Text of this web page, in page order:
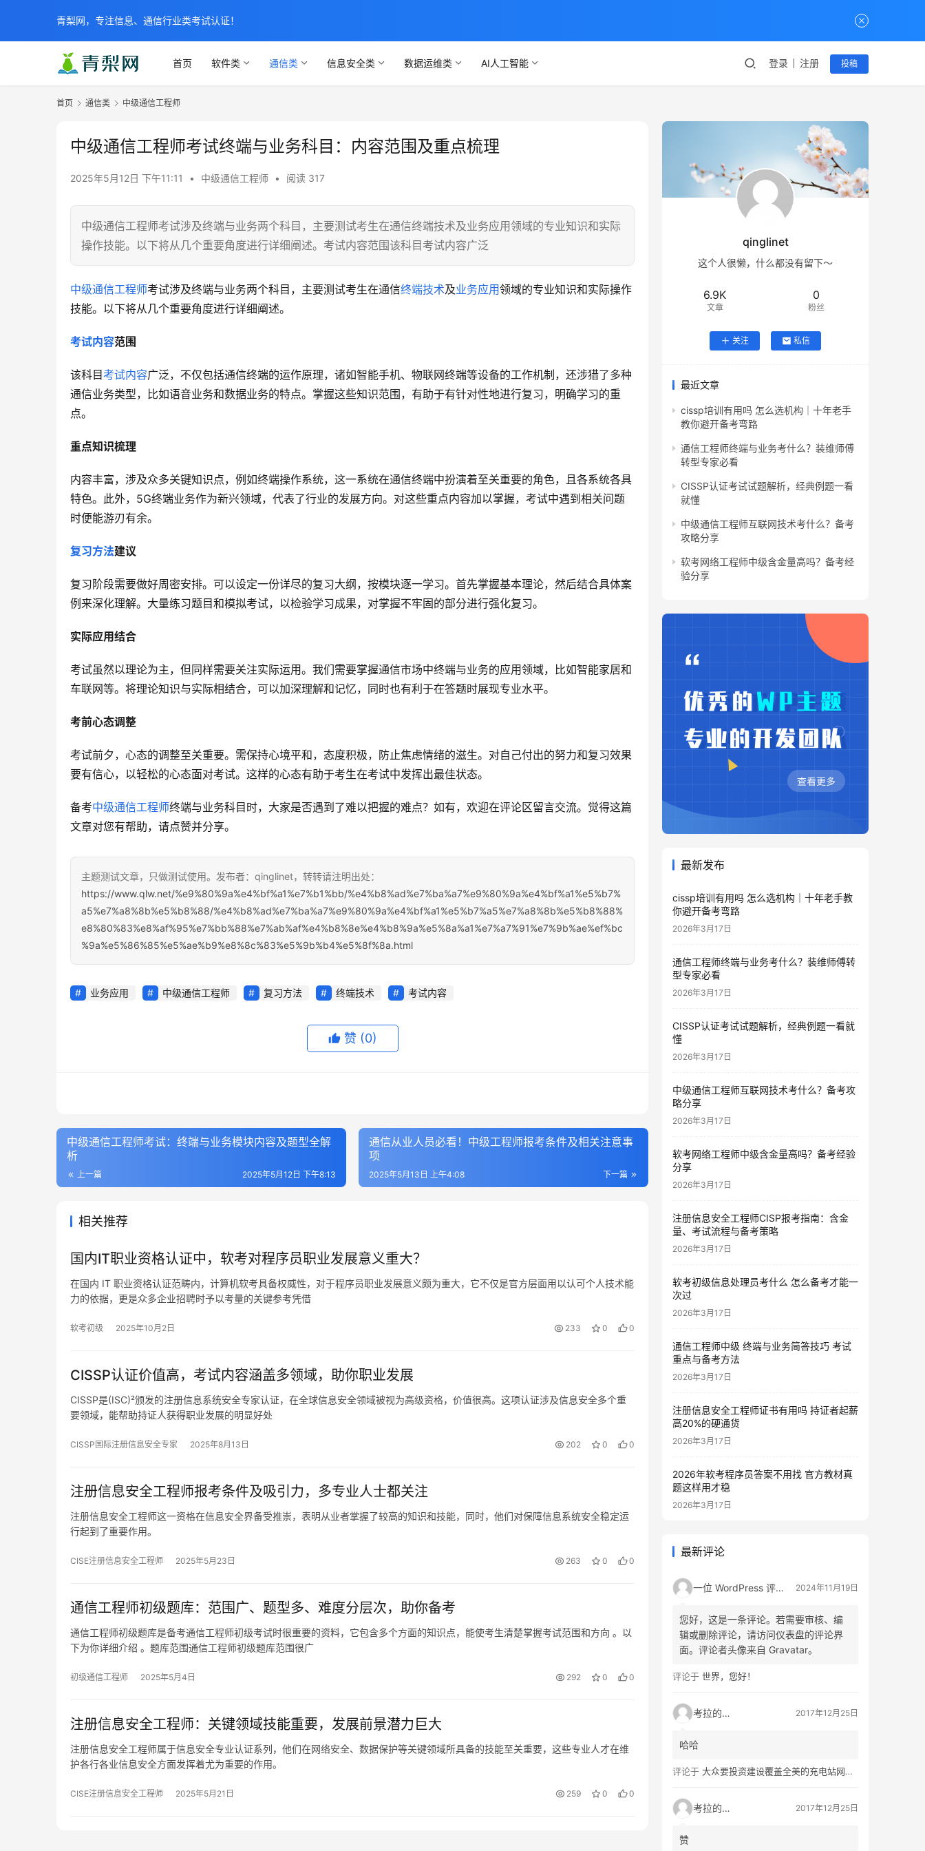
首页 软件类 通信类 信息安全类 数据运维类 AI人工智能 登录 注册 投稿
首页 通信类 中级通信工程师
中级通信工程师考试终端与业务科目：内容范围及重点梳理
2025年5月12日 下午11:11 • 中级通信工程师 • 阅读 317
中级通信工程师考试涉及终端与业务两个科目，主要测试考生在通信终端技术及业务应用领域的专业知识和实际
操作技能。以下将从几个重要角度进行详细阐述。考试内容范围该科目考试内容广泛
中级通信工程师考试涉及终端与业务两个科目，主要测试考生在通信终端技术及业务应用领域的专业知识和实际操作
技能。以下将从几个重要角度进行详细阐述。
考试内容范围
该科目考试内容广泛，不仅包括通信终端的运作原理，诸如智能手机、物联网终端等设备的工作机制，还涉猎了多种
通信业务类型，比如语音业务和数据业务的特点。掌握这些知识范围，有助于有针对性地进行复习，明确学习的重
点。
重点知识梳理
内容丰富，涉及众多关键知识点，例如终端操作系统，这一系统在通信终端中扮演着至关重要的角色，且各系统各具
特色。此外，5G终端业务作为新兴领域，代表了行业的发展方向。对这些重点内容加以掌握，考试中遇到相关问题
时便能游刃有余。
复习方法建议
复习阶段需要做好周密安排。可以设定一份详尽的复习大纲，按模块逐一学习。首先掌握基本理论，然后结合具体案
例来深化理解。大量练习题目和模拟考试，以检验学习成果，对掌握不牢固的部分进行强化复习。
实际应用结合
考试虽然以理论为主，但同样需要关注实际运用。我们需要掌握通信市场中终端与业务的应用领域，比如智能家居和
车联网等。将理论知识与实际相结合，可以加深理解和记忆，同时也有利于在答题时展现专业水平。
考前心态调整
考试前夕，心态的调整至关重要。需保持心境平和，态度积极，防止焦虑情绪的滋生。对自己付出的努力和复习效果
要有信心，以轻松的心态面对考试。这样的心态有助于考生在考试中发挥出最佳状态。
备考中级通信工程师终端与业务科目时，大家是否遇到了难以把握的难点？如有，欢迎在评论区留言交流。觉得这篇
文章对您有帮助，请点赞并分享。
主题测试文章，只做测试使用。发布者：qinglinet，转转请注明出处：
https://www.qlw.net/%e9%80%9a%e4%bf%a1%e7%b1%bb/%e4%b8%ad%e7%ba%a7%e9%80%9a%e4%bf%a1%e5%b7%
a5%e7%a8%8b%e5%b8%88/%e4%b8%ad%e7%ba%a7%e9%80%9a%e4%bf%a1%e5%b7%a5%e7%a8%8b%e5%b8%88%
e8%80%83%e8%af%95%e7%bb%88%e7%ab%af%e4%b8%8e%e4%b8%9a%e5%8a%a1%e7%a7%91%e7%9b%ae%ef%bc
%9a%e5%86%85%e5%ae%b9%e8%8c%83%e5%9b%b4%e5%8f%8a.html
业务应用 中级通信工程师 复习方法 终端技术 考试内容
赞 (0)
中级通信工程师考试：终端与业务模块内容及题型全解
析
上一篇 2025年5月12日 下午8:13
通信从业人员必看！中级工程师报考条件及相关注意事
项
下一篇
2025年5月13日 上午4:08
相关推荐
国内IT职业资格认证中，软考对程序员职业发展意义重大？
在国内 IT 职业资格认证范畴内，计算机软考具备权威性，对于程序员职业发展意义颇为重大，它不仅是官方层面用以认可个人技术能
力的依据，更是众多企业招聘时予以考量的关键参考凭借
软考初级 2025年10月2日 233 0 0
CISSP认证价值高，考试内容涵盖多领域，助你职业发展
CISSP是(ISC)²颁发的注册信息系统安全专家认证，在全球信息安全领域被视为高级资格，价值很高。这项认证涉及信息安全多个重
要领域，能帮助持证人获得职业发展的明显好处
CISSP国际注册信息安全专家 2025年8月13日 202 0 0
注册信息安全工程师报考条件及吸引力，多专业人士都关注
注册信息安全工程师这一资格在信息安全界备受推崇，表明从业者掌握了较高的知识和技能，同时，他们对保障信息系统安全稳定运
行起到了重要作用。
CISE注册信息安全工程师 2025年5月23日 263 0 0
通信工程师初级题库：范围广、题型多、难度分层次，助你备考
通信工程师初级题库是备考通信工程师初级考试时很重要的资料，它包含多个方面的知识点，能使考生清楚掌握考试范围和方向 。以
下为你详细介绍 。题库范围通信工程师初级题库范围很广
初级通信工程师 2025年5月4日 292 0 0
注册信息安全工程师：关键领域技能重要，发展前景潜力巨大
注册信息安全工程师属于信息安全专业认证系列，他们在网络安全、数据保护等关键领域所具备的技能至关重要，这些专业人才在维
护各行各业信息安全方面发挥着尤为重要的作用。
CISE注册信息安全工程师 2025年5月21日 259 0 0
qinglinet
这个人很懒，什么都没有留下～
6.9K
文章
0
粉丝
关注 私信
最近文章
cissp培训有用吗 怎么选机构｜十年老手
教你避开备考弯路
通信工程师终端与业务考什么？装维师傅
转型专家必看
CISSP认证考试试题解析，经典例题一看
就懂
中级通信工程师互联网技术考什么？备考
攻略分享
软考网络工程师中级含金量高吗？备考经
验分享
最新发布
cissp培训有用吗 怎么选机构｜十年老手教
你避开备考弯路
2026年3月17日
通信工程师终端与业务考什么？装维师傅转
型专家必看
2026年3月17日
CISSP认证考试试题解析，经典例题一看就
懂
2026年3月17日
中级通信工程师互联网技术考什么？备考攻
略分享
2026年3月17日
软考网络工程师中级含金量高吗？备考经验
分享
2026年3月17日
注册信息安全工程师CISP报考指南：含金
量、考试流程与备考策略
2026年3月17日
软考初级信息处理员考什么 怎么备考才能一
次过
2026年3月17日
通信工程师中级 终端与业务简答技巧 考试
重点与备考方法
2026年3月17日
注册信息安全工程师证书有用吗 持证者起薪
高20%的硬通货
2026年3月17日
2026年软考程序员答案不用找 官方教材真
题这样用才稳
2026年3月17日
最新评论
一位 WordPress 评论者 2024年11月19日
您好，这是一条评论。若需要审核、编
辑或删除评论，请访问仪表盘的评论界
面。评论者头像来自 Gravatar。
评论于 世界，您好！
考拉的生活 2017年12月25日
哈哈
评论于 大众要投资建设覆盖全美的充电站网络，特斯拉也没闲着
考拉的生活 2017年12月25日
赞
青梨网，专注信息、通信行业类考试认证！